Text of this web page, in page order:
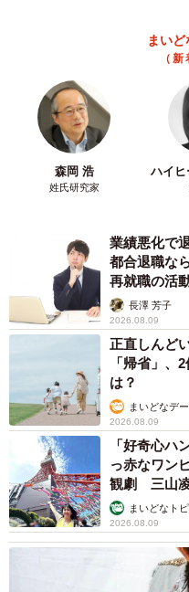
まい
（
森岡 浩
姓氏研究家
ハイ
業績悪化で
都合退職な
再就職の活
アカウンセ
長澤 芳子
2026.08.09
正直しんど
「帰省」、
は？
まいどなデ
2026.08.09
「好奇心ハ
っ赤なワン
観劇 三山凌
まいどなト
2026.08.09